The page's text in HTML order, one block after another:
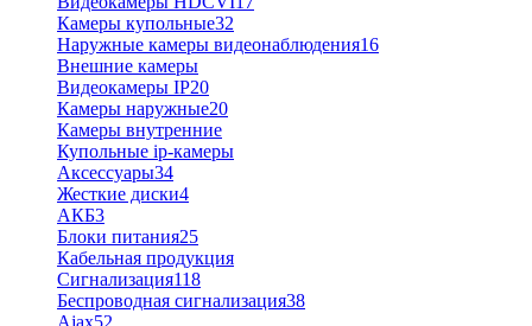
Камеры купольные32
Наружные камеры видеонаблюдения16
Внешние камеры
Видеокамеры IP20
Камеры наружные20
Камеры внутренние
Купольные ip-камеры
Аксессуары34
Жесткие диски4
АКБ3
Блоки питания25
Кабельная продукция
Сигнализация118
Беспроводная сигнализация38